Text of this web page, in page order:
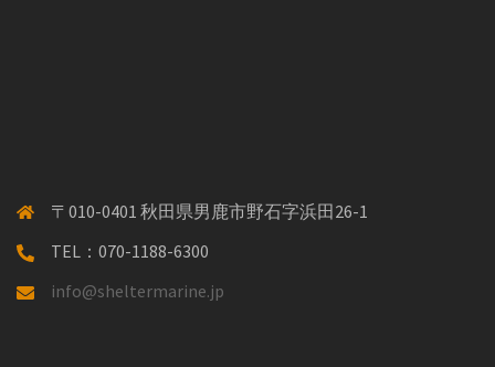
〒010-0401 秋田県男鹿市野石字浜田26-1
TEL：070-1188-6300
info@sheltermarine.jp